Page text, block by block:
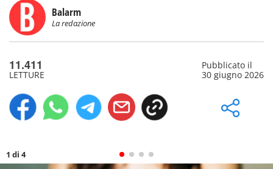
Balarm
La redazione
11.411
LETTURE
Pubblicato il
30 giugno 2026
1 di 4